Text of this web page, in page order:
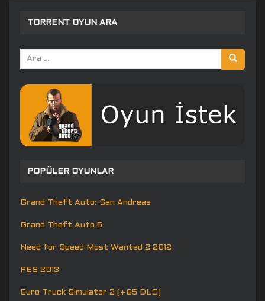
TORRENT OYUN ARA
Arama
yap:
POPÜLER OYUNLAR
Grand Theft Auto: San Andreas
Grand Theft Auto 5
Need for Speed Most Wanted 2 2012
PES 2013
Euro Truck Simulator 2 (+65 DLC)